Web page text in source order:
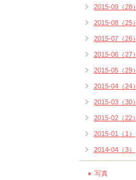
2015-09（28）
2015-08（25）
2015-07（26）
2015-06（27）
2015-05（29）
2015-04（24）
2015-03（30）
2015-02（22）
2015-01（1）
2014-04（3）
写真